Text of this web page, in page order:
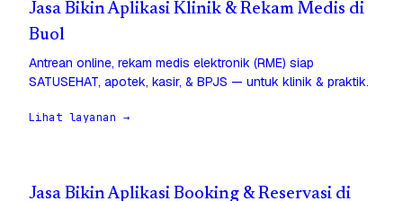
Jasa Bikin Aplikasi Klinik & Rekam Medis di
Buol
Antrean online, rekam medis elektronik (RME) siap
SATUSEHAT, apotek, kasir, & BPJS — untuk klinik & praktik.
Lihat layanan →
Jasa Bikin Aplikasi Booking & Reservasi di